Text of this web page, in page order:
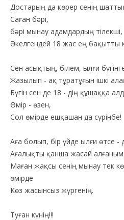
Достарың да көрер сенің
Саған бәрі,
бәрі мынау адамдардың тілекші,
Әкелгендей 18 жас ең бақытты
Сен асықтың, білем, ылғи
Жазылып - ақ тұратұғын ішкі
Бүгін сен де 18 - дің құшаққа
Өмір - өзен,
Сол өмірде ешқашан да сүрінбе!
Аға болып, бір үйде ылғи өтсе -
Ағалықты қанша жасай
Маған жақсы сенің мынау тек
өмірде
Көз жасынсыз жүргенің.
Туған күнің!!!